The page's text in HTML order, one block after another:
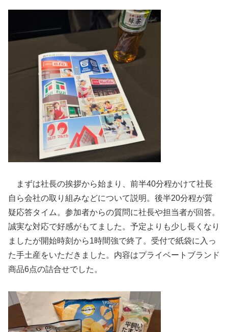
まずは社長の挨拶から始まり、前半40分程かけて社長
自ら会社の取り組みなどについて説明。後半20分程が質
疑応答タイム。参加者からの質問に社長や担当者が回答。
誠実な対応で好感がもてました。予定よりも少し長くなり
ましたが開始時刻から1時間強で終了。受付で紙袋に入っ
た手土産をいただきました。内容はプライベートブランド
商品6点の詰合せでした。